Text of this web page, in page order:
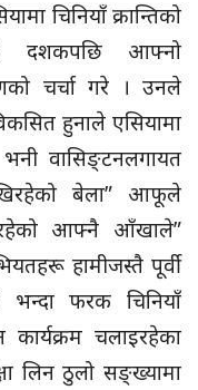
चिनियाँ क्रान्तिको
दशकपछि आफ्नो
चर्चा गरे । उनले
हुनाले एसियामा
वासिङ्टनलगायत
बेला” आफूले
आफ्नै आँखाले”
हामीजस्तै पूर्वी
भन्दा फरक चिनियाँ
कार्यक्रम चलाइरहेका
लिन ठुलो सङ्ख्यामा